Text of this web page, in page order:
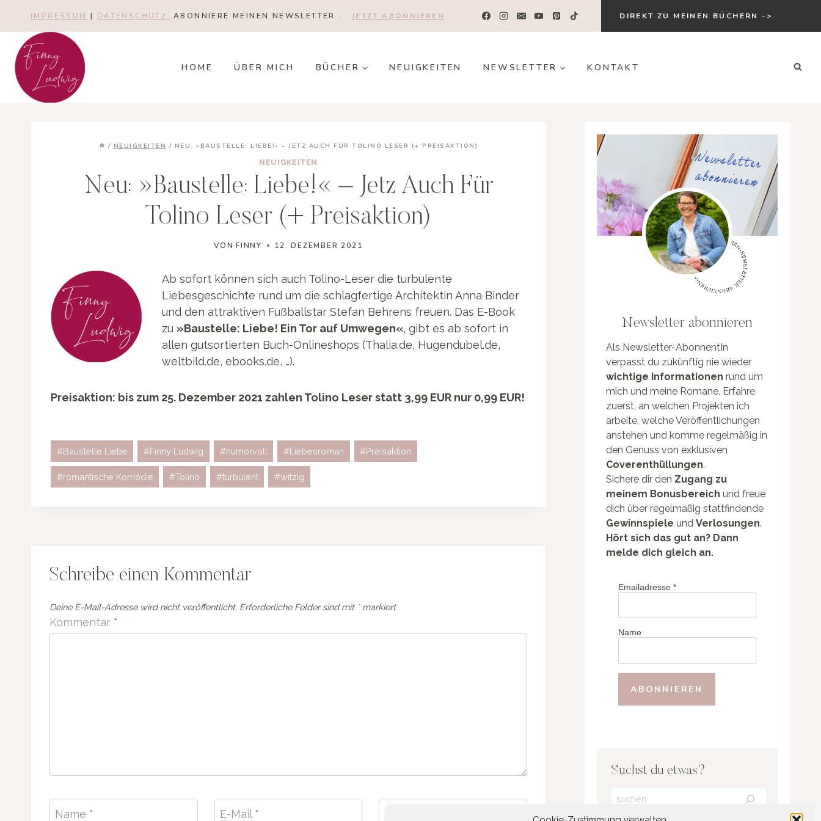
springen
IMPRESSUM | DATENSCHUTZ ABONNIERE MEINEN NEWSLETTER ... JETZT ABONNIEREN DIREKT ZU MEINEN BÜCHERN ->
HOME ÜBER MICH BÜCHER NEUIGKEITEN NEWSLETTER KONTAKT
/ NEUIGKEITEN / NEU: »BAUSTELLE: LIEBE!« – JETZ AUCH FÜR TOLINO LESER (+ PREISAKTION)
NEUIGKEITEN
Neu: »Baustelle: Liebe!« – Jetz Auch Für
Tolino Leser (+ Preisaktion)
VON FINNY 12. DEZEMBER 2021
Ab sofort können sich auch Tolino-Leser die turbulente
Liebesgeschichte rund um die schlagfertige Architektin Anna Binder
und den attraktiven Fußballstar Stefan Behrens freuen. Das E-Book
zu »Baustelle: Liebe! Ein Tor auf Umwegen«, gibt es ab sofort in
allen gutsortierten Buch-Onlineshops (Thalia.de, Hugendubel.de,
weltbild.de, ebooks.de, …).
Preisaktion: bis zum 25. Dezember 2021 zahlen Tolino Leser statt 3,99 EUR nur 0,99 EUR!
Schlagworte:
#Baustelle Liebe #Finny Ludwig #humorvoll #Liebesroman #Preisaktion
#romantische Komödie #Tolino #turbulent #witzig
Schreibe einen Kommentar
Deine E-Mail-Adresse wird nicht veröffentlicht. Erforderliche Felder sind mit *markiert
Kommentar *
Name * E-Mail *
Newsletter abonnieren
Als Newsletter-AbonnentIn
verpasst du zukünftig nie wieder
wichtige Informationen rund um
mich und meine Romane. Erfahre
zuerst, an welchen Projekten ich
arbeite, welche Veröffentlichungen
anstehen und komme regelmäßig in
den Genuss von exklusiven
Coverenthüllungen.
Sichere dir den Zugang zu
meinem Bonusbereich und freue
dich über regelmäßig stattfindende
Gewinnspiele und Verlosungen.
Hört sich das gut an? Dann
melde dich gleich an.
Emailadresse *
Name
Suchst du etwas?
Search